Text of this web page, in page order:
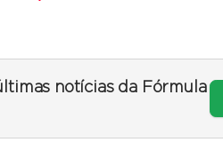
notícias da Fórmula